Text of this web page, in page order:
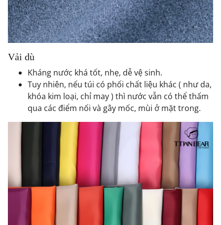
Vải dù
Kháng nước khá tốt, nhẹ, dễ vệ sinh.
Tuy nhiên, nếu túi có phối chất liệu khác ( như da,
khóa kim loại, chỉ may ) thì nước vẫn có thể thấm
qua các điểm nối và gây mốc, mùi ở mặt trong.